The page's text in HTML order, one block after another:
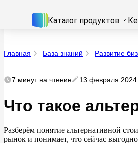
Каталог продуктов
Главная База знаний Развитие
7 минутна чтение 13 февраля 2024
Что такое
Разберём понятие альтернативной
рынок и понимает, что сейчас